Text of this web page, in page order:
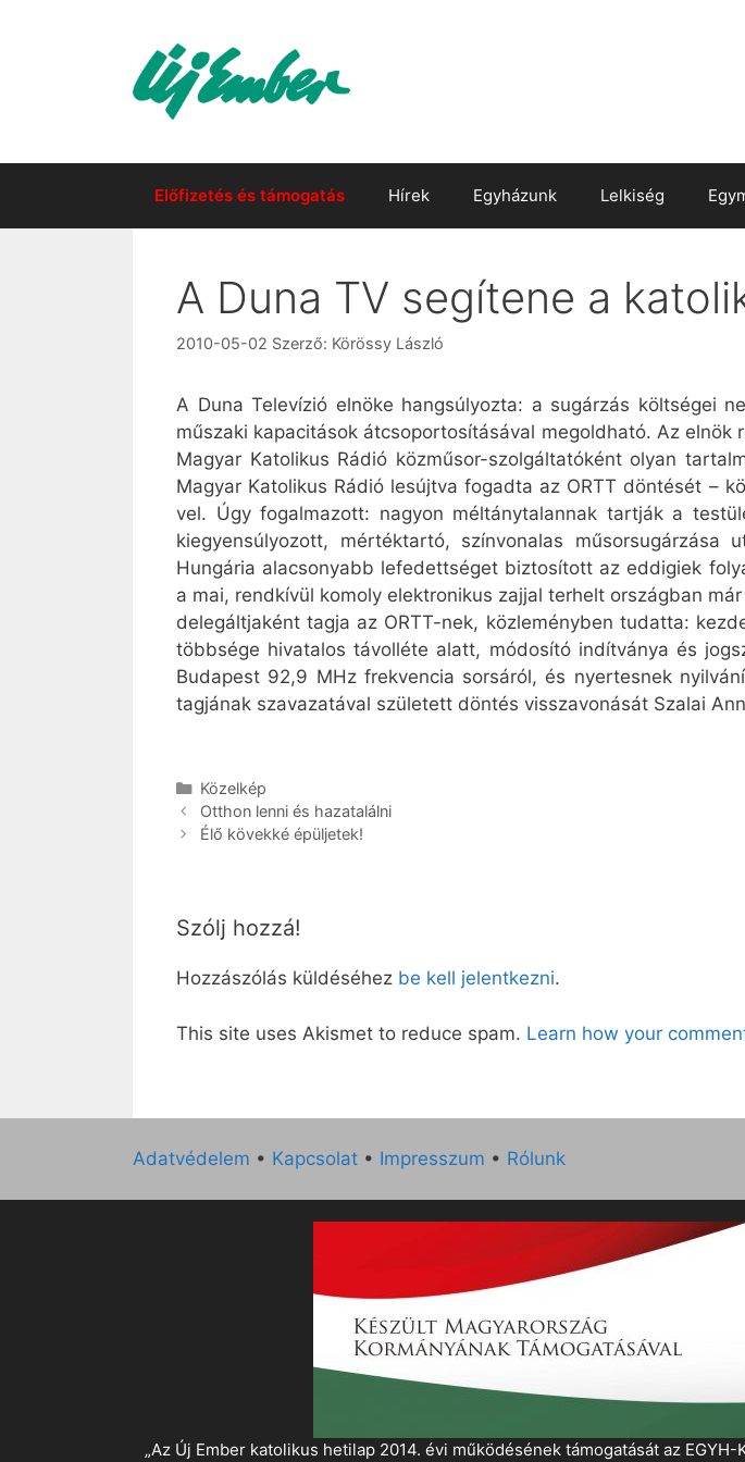
Előfizetés és támogatás Hírek Egyházunk Lelkiség
A Duna TV segítene a
2010-05-02 Szerző: Körössy László
A Duna Televízió elnöke hangsúlyozta: a sugárzás költségei
műszaki kapacitások átcsoportosításával megoldható. Az
Magyar Katolikus Rádió közműsor-szolgáltatóként olyan
Magyar Katolikus Rádió lesújtva fogadta az ORTT döntését –
vel. Úgy fogalmazott: nagyon méltánytalannak tartják a
kiegyensúlyozott, mértéktartó, színvonalas
Hungária alacsonyabb lefedettséget biztosított az eddigiek
a mai, rendkívül komoly elektronikus zajjal terhelt országban
delegáltjaként tagja az ORTT-nek, közleményben tudatta:
többsége hivatalos távolléte alatt, módosító indítványa és
Budapest 92,9 MHz frekvencia sorsáról, és nyertesnek
tagjának szavazatával született döntés visszavonását Szalai
Kategória
Közelkép
Otthon lenni és hazatalálni
Élő kövekké épüljetek!
Szólj hozzá!
Hozzászólás küldéséhez be kell jelentkezni.
This site uses Akismet to reduce spam. Learn how your
Adatvédelem • Kapcsolat • Impresszum • Rólunk
„Az Új Ember katolikus hetilap 2014. évi működésének támogatását az